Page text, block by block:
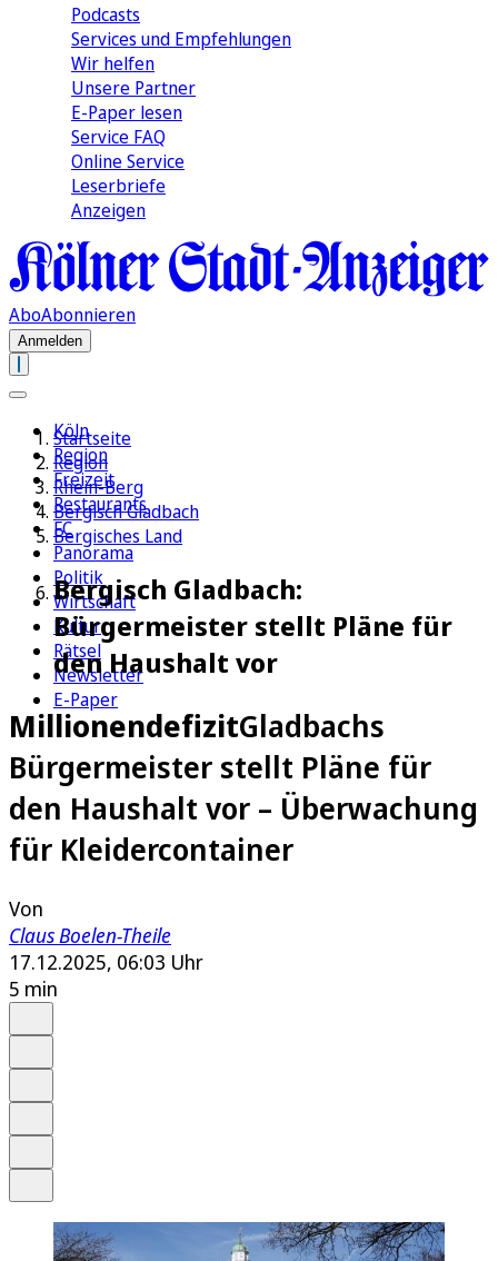
Podcasts
Services und Empfehlungen
Wir helfen
Unsere Partner
E-Paper lesen
Service FAQ
Online Service
Leserbriefe
Anzeigen
AboAbonnieren
Anmelden
Köln
Region
Freizeit
Restaurants
FC
Panorama
Politik
Wirtschaft
Kultur
Rätsel
Newsletter
E-Paper
Startseite
Region
Rhein-Berg
Bergisch Gladbach
Bergisches Land
Bergisch Gladbach:
Bürgermeister stellt Pläne für
den Haushalt vor
MillionendefizitGladbachs
Bürgermeister stellt Pläne für
den Haushalt vor – Überwachung
für Kleidercontainer
Von
Claus Boelen-Theile
17.12.2025, 06:03 Uhr
5 min